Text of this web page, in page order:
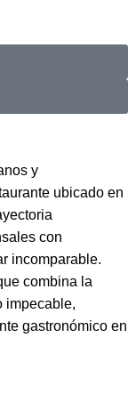
y
ubicado en
con
incomparable.
combina la
impecable,
gastronómico en